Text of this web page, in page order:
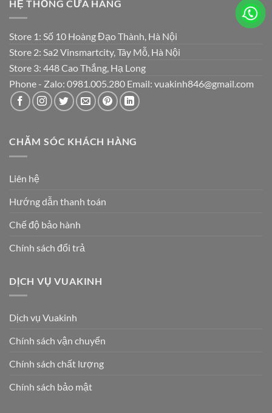
HỆ THỐNG CỬA HÀNG
Store 1: Số 10 Hoàng Đạo Thành, Hà Nội
Store 2: Sa2 Vinsmartcity, Tây Mỗ, Hà Nội
Store 3: 448 Cao Thắng, Hạ Long
Phone - Zalo: 0981.005.280 Email: vuakinh846@gmail.com
CHĂM SÓC KHÁCH HÀNG
Liên hệ
Hướng dẫn thanh toán
Chế độ bảo hành
Chính sách đổi trả
DỊCH VỤ VUAKINH
Dịch vụ Vuakinh
Chính sách vận chuyển
Chính sách chất lượng
Chính sách bảo mật